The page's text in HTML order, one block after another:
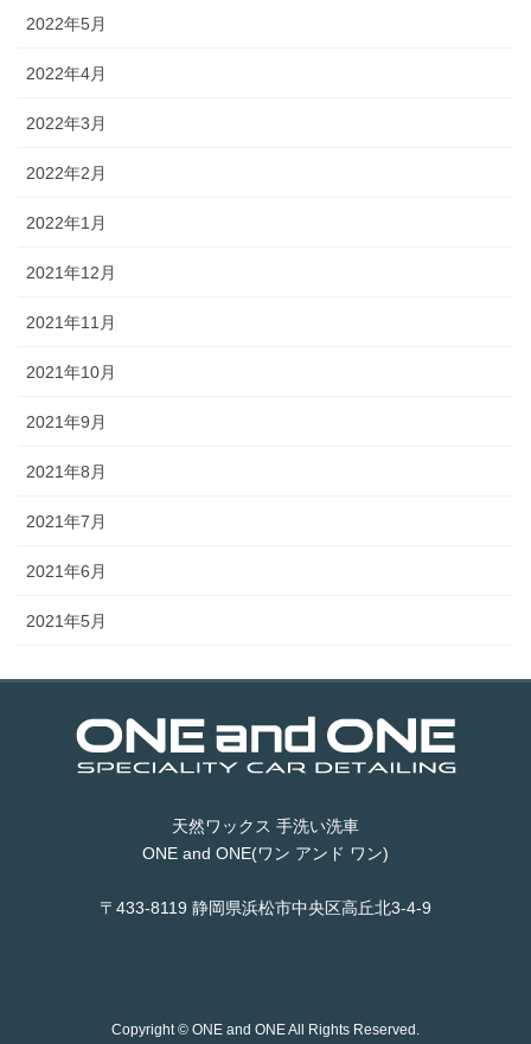
2022年5月
2022年4月
2022年3月
2022年2月
2022年1月
2021年12月
2021年11月
2021年10月
2021年9月
2021年8月
2021年7月
2021年6月
2021年5月
天然ワックス 手洗い洗車
ONE and ONE(ワン アンド ワン)
〒433-8119 静岡県浜松市中央区高丘北3-4-9
Copyright © ONE and ONE All Rights Reserved.